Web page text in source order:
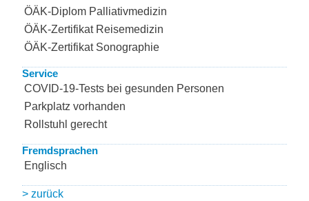
ÖÄK-Diplom Palliativmedizin
ÖÄK-Zertifikat Reisemedizin
ÖÄK-Zertifikat Sonographie
Service
COVID-19-Tests bei gesunden Personen
Parkplatz vorhanden
Rollstuhl gerecht
Fremdsprachen
Englisch
> zurück